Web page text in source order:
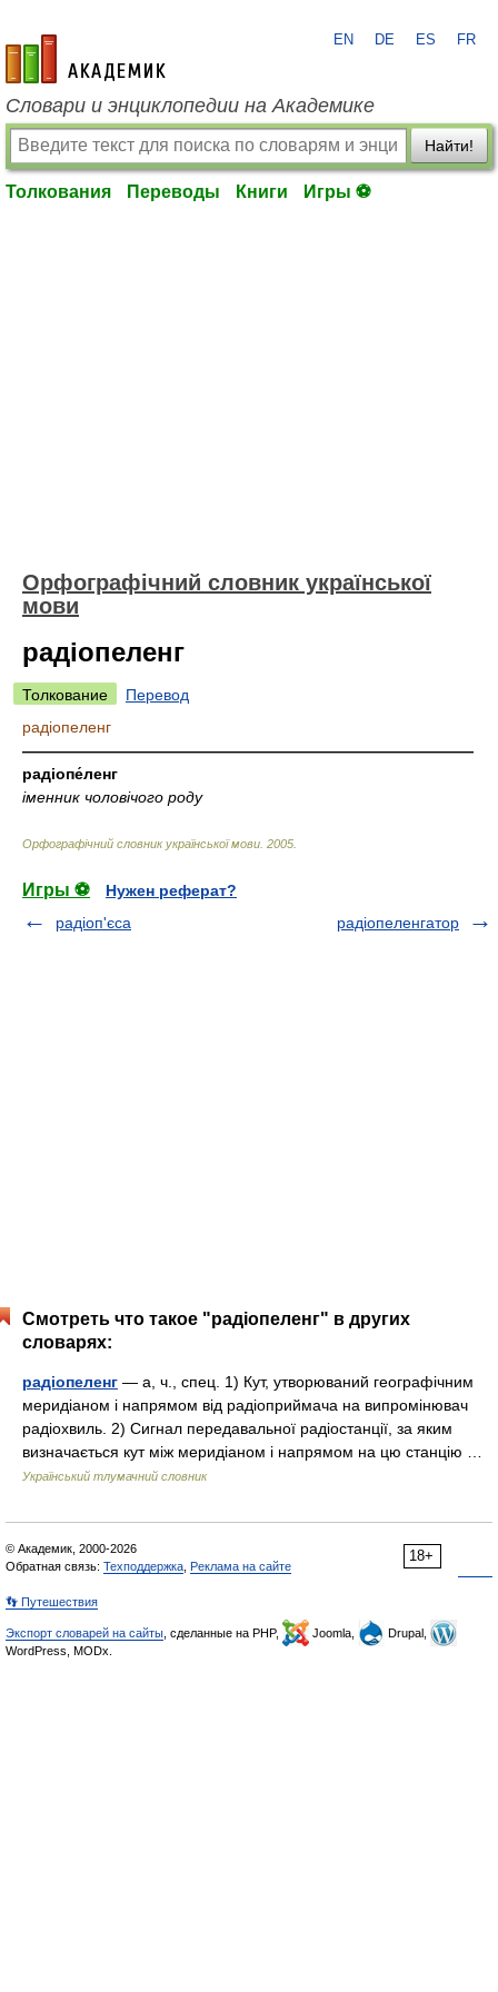
academic.ru
EN DE ES FR
Словари и энциклопедии на Академике
Найти!
Толкования Переводы Книги Игры ⚽
Орфографічний словник української
мови
радіопеленг
Толкование
Перевод
радіопеленг
—————————————————————————————
радіопе́ленг
іменник чоловічого роду
Орфографічний словник української мови 2005
Игры ⚽
Нужен реферат?
радіоп'єса
радіопеленгатор
Смотреть что такое "радіопеленг" в других
словарях:
радіопеленг — а, ч., спец. 1) Кут, утворюваний географічним
меридіаном і напрямом від радіоприймача на випромінювач
радіохвиль. 2) Сигнал передавальної радіостанції, за яким
визначається кут між меридіаном і напрямом на цю станцію …
Український тлумачний словник
18+
© Академик, 2000-2026
Обратная связь: Техподдержка Реклама на сайте
👣 Путешествия
Экспорт словарей на сайты , сделанные на PHP, Joomla,
Drupal,
WordPress, MODx.